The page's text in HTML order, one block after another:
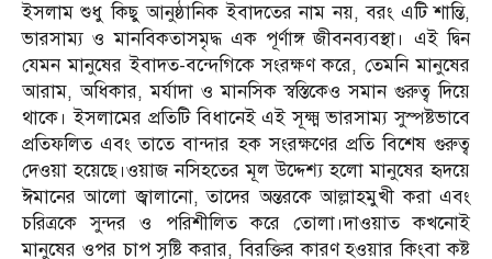
ইসলাম শুধু কিছু আনুষ্ঠানিক ইবাদতের নাম নয়, বরং এটি শান্তি,
ভারসাম্য ও মানবিকতাসমৃদ্ধ এক পূর্ণাঙ্গ জীবনব্যবস্থা। এই দ্বিন
যেমন মানুষের ইবাদত-বন্দেগিকে সংরক্ষণ করে, তেমনি মানুষের
আরাম, অধিকার, মর্যাদা ও মানসিক স্বস্তিকেও সমান গুরুত্ব দিয়ে
থাকে। ইসলামের প্রতিটি বিধানেই এই সূক্ষ্ম ভারসাম্য সুস্পষ্টভাবে
প্রতিফলিত এবং তাতে বান্দার হক সংরক্ষণের প্রতি বিশেষ গুরুত্ব
দেওয়া হয়েছে।ওয়াজ নসিহতের মূল উদ্দেশ্য হলো মানুষের হৃদয়ে
ঈমানের আলো জ্বালানো, তাদের অন্তরকে আল্লাহমুখী করা এবং
চরিত্রকে সুন্দর ও পরিশীলিত করে তোলা।দাওয়াত কখনোই
মানুষের ওপর চাপ সৃষ্টি করার, বিরক্তির কারণ হওয়ার কিংবা কষ্ট